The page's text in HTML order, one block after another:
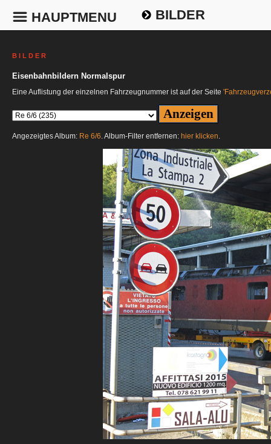
HAUPTMENU BILDER
B I L D E R
Eisenbahnbildern Normalspur
Eine Auflistung der einzelnen Fahrzeugnummer ist auf der Seite
Angezeigtes Album: Re 6/6. Album-Filter entfernen: hier klicken.